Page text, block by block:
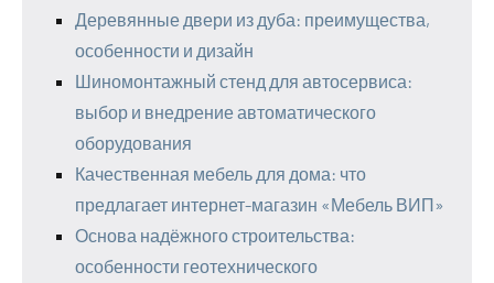
Деревянные двери из дуба: преимущества,
особенности и дизайн
Шиномонтажный стенд для автосервиса:
выбор и внедрение автоматического
оборудования
Качественная мебель для дома: что
предлагает интернет-магазин «Мебель ВИП»
Основа надёжного строительства:
особенности геотехнического